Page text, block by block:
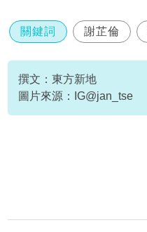
關鍵詞 謝芷倫
撰文：東方新地
圖片來源：IG@jan_tse